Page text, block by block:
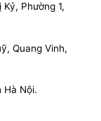
Phường 1,
Quang Vinh,
Hà Nội.